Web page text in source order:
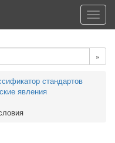
»
стандартов
явления